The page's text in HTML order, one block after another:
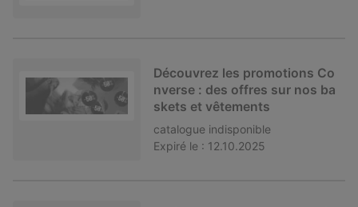
Découvrez les promotions Co
nverse : des offres sur nos ba
skets et vêtements
catalogue indisponible
Expiré le : 12.10.2025